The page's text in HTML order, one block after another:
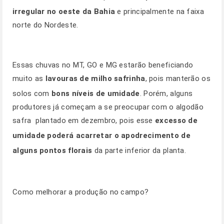
irregular no oeste da Bahia e principalmente na faixa
norte do Nordeste.
Essas chuvas no MT, GO e MG estarão beneficiando
muito as lavouras de milho safrinha, pois manterão os
solos com bons níveis de umidade. Porém, alguns
produtores já começam a se preocupar com o algodão
safra  plantado em dezembro, pois esse excesso de
umidade poderá acarretar o apodrecimento de
alguns pontos florais da parte inferior da planta.
Como melhorar a produção no campo?